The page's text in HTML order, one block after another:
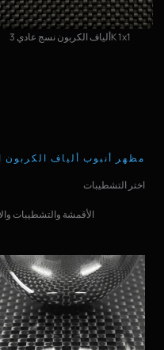
ألياف الكربون نسج عادي 3K 1x1
مظهر أنبوب ألياف
اختر التشطيبات
الأقمشة والتشطيبات